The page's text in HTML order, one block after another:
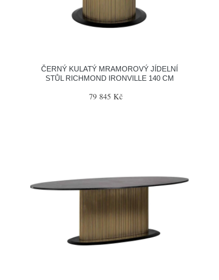
ČERNÝ KULATÝ MRAMOROVÝ JÍDELNÍ
STŮL RICHMOND IRONVILLE 140 CM
79 845 Kč